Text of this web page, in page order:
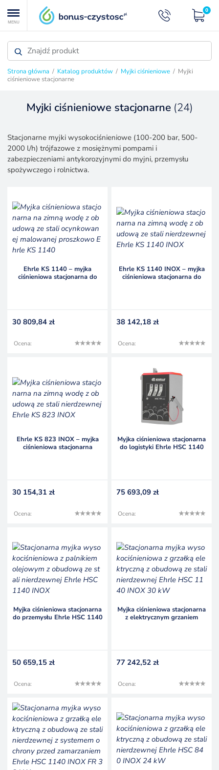
MENU
0
Strona główna / Katalog produktów / Myjki ciśnieniowe / Myjki
ciśnieniowe stacjonarne
MYJKI CIŚNIENIOWE
Myjki ciśnieniowe stacjonarne (24)
Stacjonarne myjki wysokociśnieniowe (100-200 bar, 500-
2000 l/h) trójfazowe z mosiężnymi pompami i
zabezpieczeniami antykorozyjnymi do myjni, przemysłu
spożywczego i rolnictwa.
Ehrle KS 1140 – myjka
ciśnieniowa stacjonarna do
30 809,84 zł
Ocena:
Ehrle KS 1140 INOX – myjka
ciśnieniowa stacjonarna do
38 142,18 zł
Ocena:
Ehrle KS 823 INOX – myjka
ciśnieniowa stacjonarna
30 154,31 zł
Ocena:
Myjka ciśnieniowa stacjonarna
do logistyki Ehrle HSC 1140
75 693,09 zł
Ocena:
Myjka ciśnieniowa stacjonarna
do przemysłu Ehrle HSC 1140
50 659,15 zł
Ocena:
Myjka ciśnieniowa stacjonarna
z elektrycznym grzaniem
77 242,52 zł
Ocena: